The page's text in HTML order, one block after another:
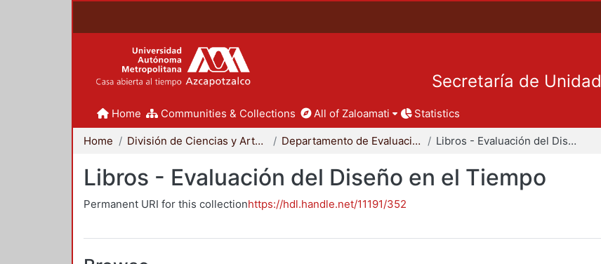
Secretaría de Unidad
Home Communities & Collections All of Zaloamati Statistics
Home División de Ciencias y Artes para el Diseño Departamento de Evaluación del Diseño en el Tiempo Libros - Evaluación del Diseño en el Tiempo
Libros - Evaluación del Diseño en el Tiempo
Permanent URI for this collectionhttps://hdl.handle.net/11191/352